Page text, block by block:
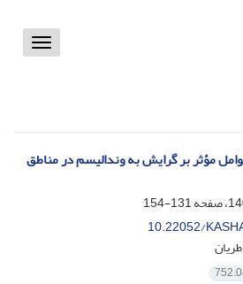
Toggle
مؤثر بر گرایش به وندالیسم در مناطق
131-154
10.22052/